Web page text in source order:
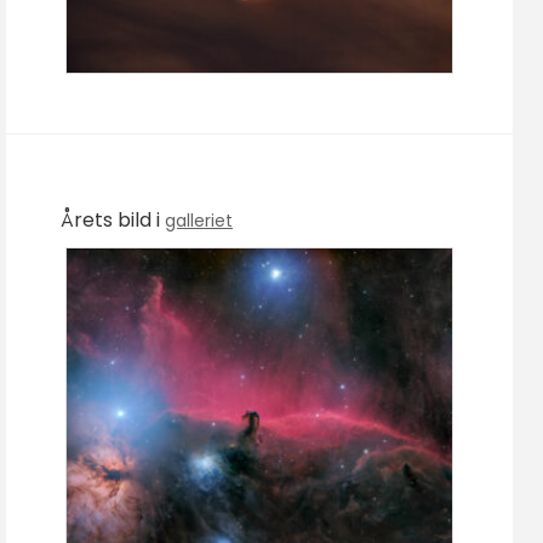
Årets bild i galleriet